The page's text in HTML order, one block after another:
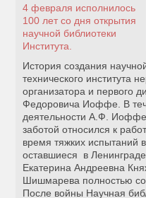
4 февраля исполнилось
100 лет со дня открытия
научной библиотеки
Института.
История создания
технического института
организатора и первого
Федоровича Иоффе. В
деятельности А.Ф.
заботой относился к
время тяжких испытаний
оставшиеся в
Екатерина Андреевна
Шишмарева полностью
После войны Научная